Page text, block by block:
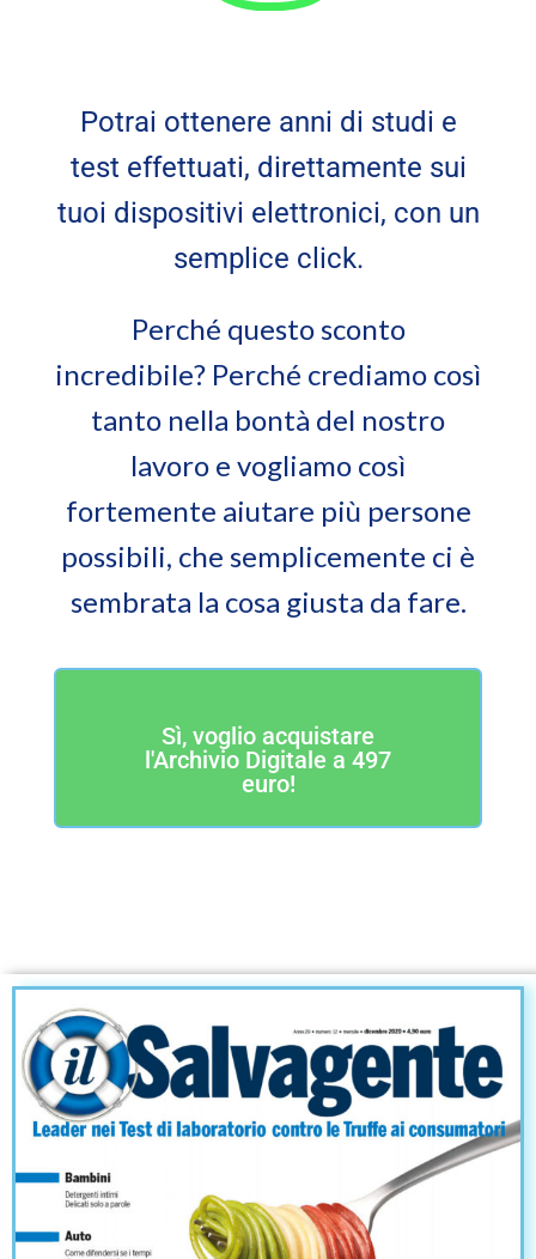
Potrai ottenere anni di studi e
test effettuati, direttamente sui
tuoi dispositivi elettronici, con un
semplice click.
Perché questo sconto
incredibile? Perché crediamo così
tanto nella bontà del nostro
lavoro e vogliamo così
fortemente aiutare più persone
possibili, che semplicemente ci è
sembrata la cosa giusta da fare.
Sì, voglio acquistare
l'Archivio Digitale a 497
euro!